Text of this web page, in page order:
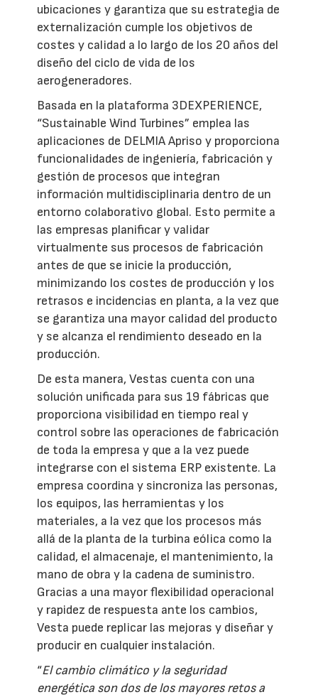
ubicaciones y garantiza que su estrategia de
externalización cumple los objetivos de
costes y calidad a lo largo de los 20 años del
diseño del ciclo de vida de los
aerogeneradores.
Basada en la plataforma 3DEXPERIENCE,
“Sustainable Wind Turbines” emplea las
aplicaciones de DELMIA Apriso y proporciona
funcionalidades de ingeniería, fabricación y
gestión de procesos que integran
información multidisciplinaria dentro de un
entorno colaborativo global. Esto permite a
las empresas planificar y validar
virtualmente sus procesos de fabricación
antes de que se inicie la producción,
minimizando los costes de producción y los
retrasos e incidencias en planta, a la vez que
se garantiza una mayor calidad del producto
y se alcanza el rendimiento deseado en la
producción.
De esta manera, Vestas cuenta con una
solución unificada para sus 19 fábricas que
proporciona visibilidad en tiempo real y
control sobre las operaciones de fabricación
de toda la empresa y que a la vez puede
integrarse con el sistema ERP existente. La
empresa coordina y sincroniza las personas,
los equipos, las herramientas y los
materiales, a la vez que los procesos más
allá de la planta de la turbina eólica como la
calidad, el almacenaje, el mantenimiento, la
mano de obra y la cadena de suministro.
Gracias a una mayor flexibilidad operacional
y rapidez de respuesta ante los cambios,
Vesta puede replicar las mejoras y diseñar y
producir en cualquier instalación.
“El cambio climático y la seguridad
energética son dos de los mayores retos a